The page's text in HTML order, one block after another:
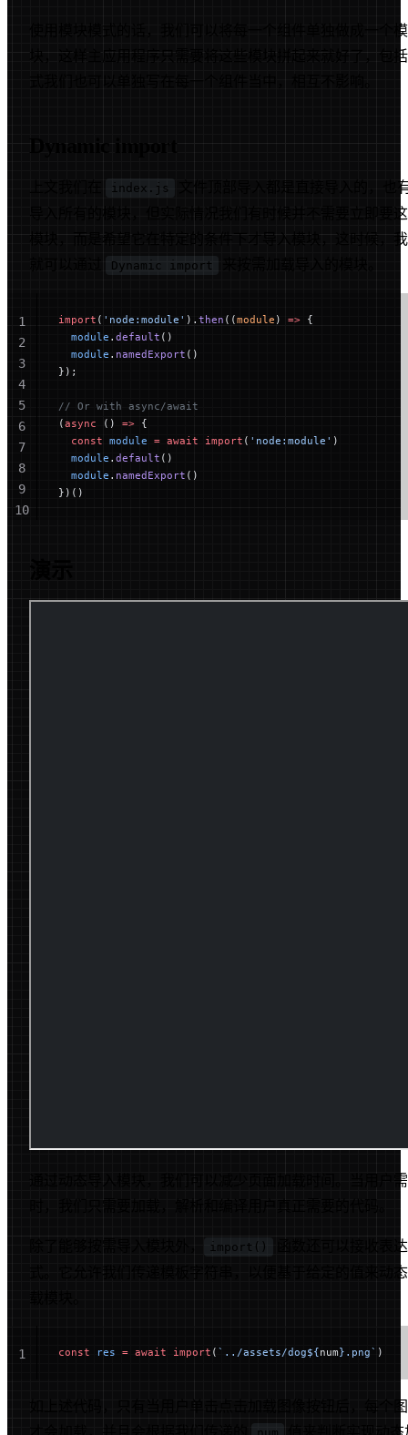
使用模块模式的话，我们可以将每一个组件单独做成一个模
块，这样主应用程序只需要将这些模块拼起来就好了，包
式我们也可以单独写在每一个组件当中，相互不影响。
Dynamic import
index.js
文件顶部导入都是直接导入的，也
导入所有的模块，但实际情况我们有时候并不需要立即要
模块，而是希望它在特定的条件下才导入模块，这时候，
Dynamic import 来按需加载导入的模块。
import ( 'node:module' ). then ((module ) => {
  module
. default ()
  module
. namedExport ()
});
// Or with async/await
(async () => {
  const
module = await import ( 'node:module' )
  module
. default ()
  module
. namedExport ()
})()
1
2
3
4
5
6
7
8
9
10
通过动态导入模块，我们可以减少页面加载时间。当用户
时，我们只需要加载，解析和编译用户真正需要的代码。
除了能够按需导入模块外， import()
函数还可以接收表达
式。它允许我们传递模板字符串，以便基于给定的值来动
const res = await import ( `../assets/dog${num}.png` )
1
如上述代码，只有当用户单击点击加载图像按钮后，每个
才会加载，并且会根据我们传递的
值来判断实现动态